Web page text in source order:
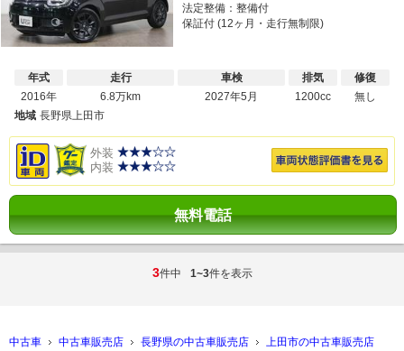
法定整備：整備付
保証付 (12ヶ月・走行無制限)
年式
2016年
走行
6.8万km
車検
2027年5月
排気
1200cc
修復
無し
地域 長野県上田市
外装
内装
無料電話
3件中 1~3件を表示
中古車 中古車販売店 長野県の中古車販売店
上田市の中古車販売店